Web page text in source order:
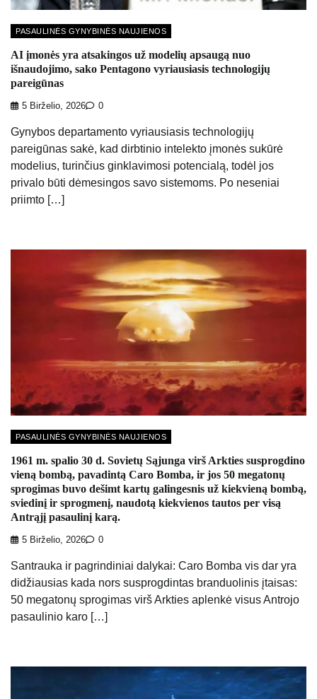
PASAULINĖS GYNYBINĖS NAUJIENOS
AI įmonės yra atsakingos už modelių apsaugą nuo
išnaudojimo, sako Pentagono vyriausiasis technologijų
pareigūnas
5 Birželio, 2026 0
Gynybos departamento vyriausiasis technologijų
pareigūnas sakė, kad dirbtinio intelekto įmonės sukūrė
modelius, turinčius ginklavimosi potencialą, todėl jos
privalo būti dėmesingos savo sistemoms. Po neseniai
priimto […]
PASAULINĖS GYNYBINĖS NAUJIENOS
1961 m. spalio 30 d. Sovietų Sąjunga virš Arkties susprogdino
vieną bombą, pavadintą Caro Bomba, ir jos 50 megatonų
sprogimas buvo dešimt kartų galingesnis už kiekvieną bombą,
sviedinį ir sprogmenį, naudotą kiekvienos tautos per visą
Antrąjį pasaulinį karą.
5 Birželio, 2026 0
Santrauka ir pagrindiniai dalykai: Caro Bomba vis dar yra
didžiausias kada nors susprogdintas branduolinis įtaisas:
50 megatonų sprogimas virš Arkties aplenkė visus Antrojo
pasaulinio karo […]